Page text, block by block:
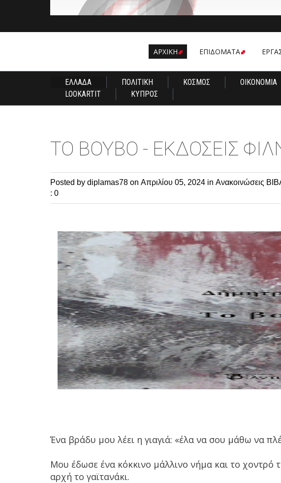
ΑΡΧΙΚΗ EΠΙΔΟΜΑΤΑ
ΕΛΛΑΔΑ ΠΟΛΙΤΙΚΗ ΚΟΣΜΟΣ ΟΙΚΟΝΟΜΙΑ
LOOKARTIT
ΚΥΠΡΟΣ
ΤΟ ΒΟΥΒΟ - ΕΚΔΟΣΕΙΣ
Posted by diplamas78 on Απριλίου 05, 2024 in Ανακοινώσεις
: 0
Ένα βράδυ μου λέει η γιαγιά: «έλα να σου μάθω να
Μου έδωσε ένα κόκκινο μάλλινο νήμα και το χοντρό
αρχή το γαϊτανάκι.